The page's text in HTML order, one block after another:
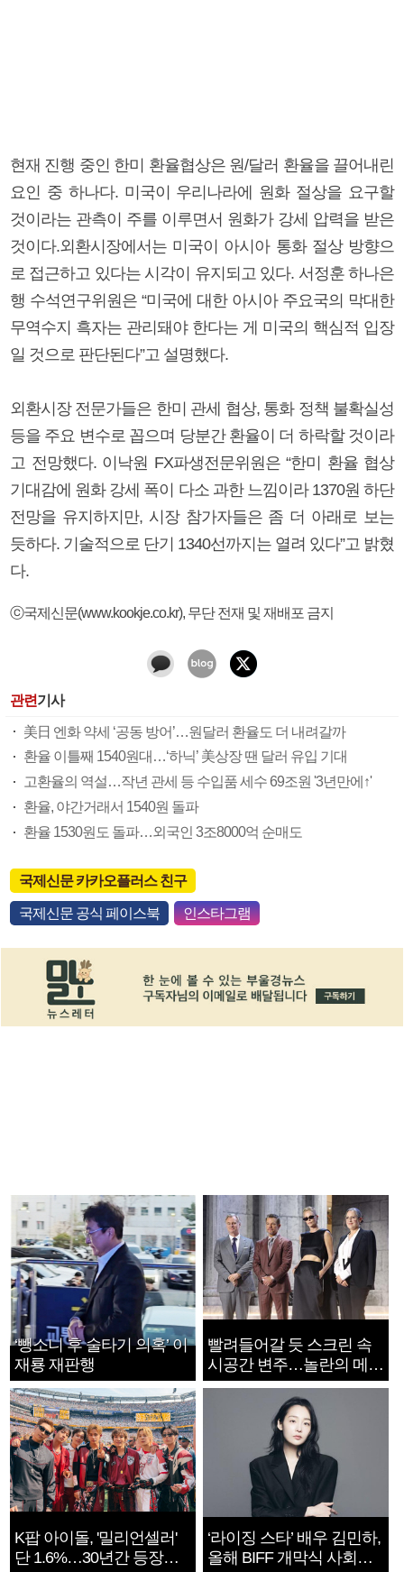
현재 진행 중인 한미 환율협상은 원/달러 환율을 끌어내린
요인 중 하나다. 미국이 우리나라에 원화 절상을 요구할
것이라는 관측이 주를 이루면서 원화가 강세 압력을 받은
것이다.외환시장에서는 미국이 아시아 통화 절상 방향으
로 접근하고 있다는 시각이 유지되고 있다. 서정훈 하나은
행 수석연구위원은 “미국에 대한 아시아 주요국의 막대한
무역수지 흑자는 관리돼야 한다는 게 미국의 핵심적 입장
일 것으로 판단된다”고 설명했다.
외환시장 전문가들은 한미 관세 협상, 통화 정책 불확실성
등을 주요 변수로 꼽으며 당분간 환율이 더 하락할 것이라
고 전망했다. 이낙원 FX파생전문위원은 “한미 환율 협상
기대감에 원화 강세 폭이 다소 과한 느낌이라 1370원 하단
전망을 유지하지만, 시장 참가자들은 좀 더 아래로 보는
듯하다. 기술적으로 단기 1340선까지는 열려 있다”고 밝혔
다.
ⓒ국제신문(www.kookje.co.kr), 무단 전재 및 재배포 금지
관련기사
美日 엔화 약세 ‘공동 방어’…원달러 환율도 더 내려갈까
환율 이틀째 1540원대…‘하닉’ 美상장 땐 달러 유입 기대
고환율의 역설…작년 관세 등 수입품 세수 69조원 '3년만에↑'
환율, 야간거래서 1540원 돌파
환율 1530원도 돌파…외국인 3조8000억 순매도
국제신문 카카오플러스 친구
국제신문 공식 페이스북 인스타그램
‘뺑소니 후 술타기 의혹’ 이
재룡 재판행
빨려들어갈 듯 스크린 속
시공간 변주…놀란의 메시
지는 ‘전쟁 속죄’
K팝 아이돌, '밀리언셀러'
단 1.6%…30년간 등장
‘라이징 스타’ 배우 김민하,
올해 BIFF 개막식 사회자